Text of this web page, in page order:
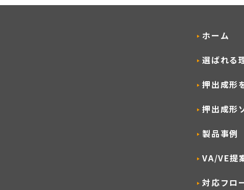
ホーム
選ばれる
押出成形
押出成形
製品事例
VA/VE提
対応フロ